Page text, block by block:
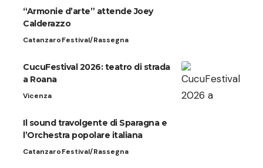
“Armonie d’arte” attende Joey
Calderazzo
CatanzaroFestival/Rassegna
CucuFestival 2026: teatro di strada
a Roana
Vicenza
Il sound travolgente di Sparagna e
l’Orchestra popolare italiana
CatanzaroFestival/Rassegna